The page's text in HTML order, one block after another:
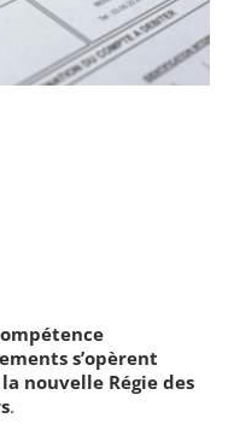
s’opèrent
nouvelle Régie des
.